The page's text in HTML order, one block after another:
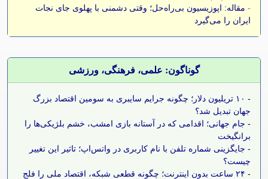
- مقاله: اپوزیسیون بی‌راه‌حل؛ وقتی دشمنی با پهلوی جای نجات
ایران را می‌گیرد
گوناگون: علمی، فرهنگی، ورزشی
-
۱۰ تریلیون دلار؛ چگونه جرایم سایبری به سومین اقتصاد بزرگ
جهان تبدیل شد؟
- جام جهانی؛ اقدامی که در آستانه بازی امشب، خشم بلژیکی‌ها را
برانگیخت
- جایگزینی شماره تلفن با نام کاربری در واتس‌اپ؛ تاثیر این تغییر
چیست؟
-
۲۴ ساعت بدون اینترنت؛ چگونه قطعی شبکه، اقتصاد ملی را فلج